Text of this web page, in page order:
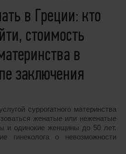
в Греции: кто
стоимость
в
заключения
суррогатного материнства
женатые или неженатые
и одинокие женщины до 50 лет.
гинеколога о невозможности